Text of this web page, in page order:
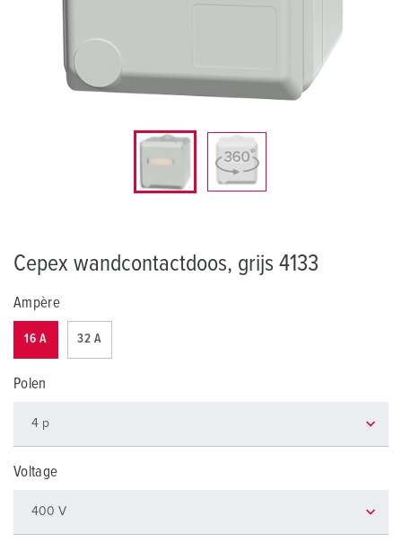
Cepex wandcontactdoos, grijs 4133
Ampère
16 A 32 A
Polen
Voltage